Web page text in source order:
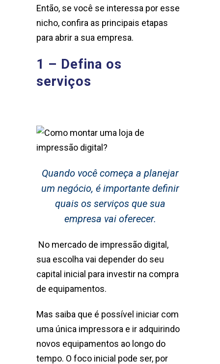
Então, se você se interessa por esse
nicho, confira as principais etapas
para abrir a sua empresa.
1 – Defina os
serviços
Quando você começa a planejar
um negócio, é importante definir
quais os serviços que sua
empresa vai oferecer.
No mercado de impressão digital,
sua escolha vai depender do seu
capital inicial para investir na compra
de equipamentos.
Mas saiba que é possível iniciar com
uma única impressora e ir adquirindo
novos equipamentos ao longo do
tempo. O foco inicial pode ser, por